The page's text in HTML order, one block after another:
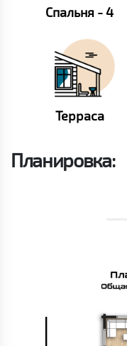
Спальня - 4
Терраса
Планировка: